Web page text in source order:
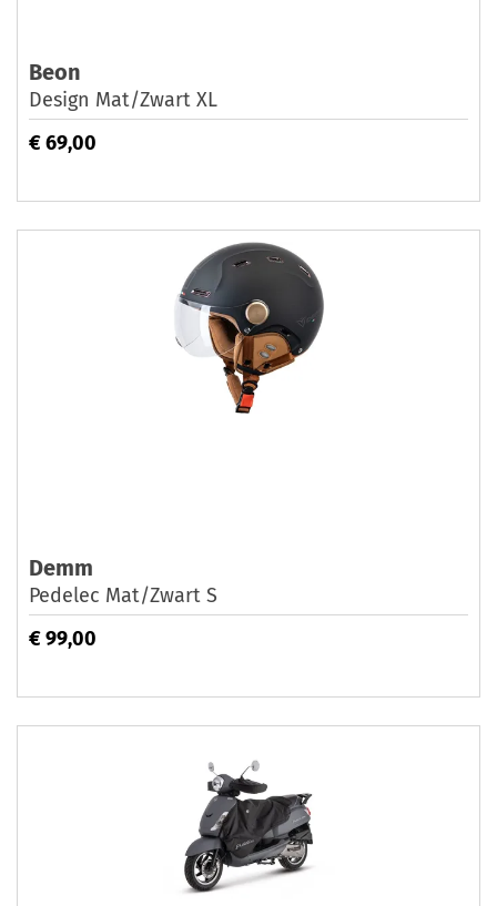
Beon
Design Mat/Zwart XL
€ 69,00
Demm
Pedelec Mat/Zwart S
€ 99,00